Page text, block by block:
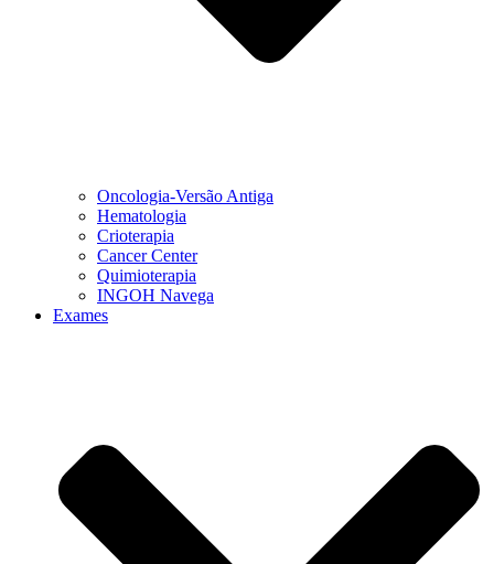
Oncologia-Versão Antiga
Hematologia
Crioterapia
Cancer Center
Quimioterapia
INGOH Navega
Exames